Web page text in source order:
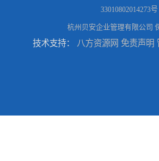
33010802014273
杭州贝安企业管理有限公司
技术支持： 八方资源网 免责声明